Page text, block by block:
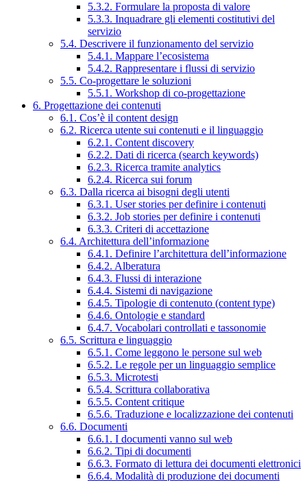
5.3.2. Formulare la proposta di valore
5.3.3. Inquadrare gli elementi costitutivi del
servizio
5.4. Descrivere il funzionamento del servizio
5.4.1. Mappare l’ecosistema
5.4.2. Rappresentare i flussi di servizio
5.5. Co-progettare le soluzioni
5.5.1. Workshop di co-progettazione
6. Progettazione dei contenuti
6.1. Cos’è il content design
6.2. Ricerca utente sui contenuti e il linguaggio
6.2.1. Content discovery
6.2.2. Dati di ricerca (search keywords)
6.2.3. Ricerca tramite analytics
6.2.4. Ricerca sui forum
6.3. Dalla ricerca ai bisogni degli utenti
6.3.1. User stories per definire i contenuti
6.3.2. Job stories per definire i contenuti
6.3.3. Criteri di accettazione
6.4. Architettura dell’informazione
6.4.1. Definire l’architettura dell’informazione
6.4.2. Alberatura
6.4.3. Flussi di interazione
6.4.4. Sistemi di navigazione
6.4.5. Tipologie di contenuto (content type)
6.4.6. Ontologie e standard
6.4.7. Vocabolari controllati e tassonomie
6.5. Scrittura e linguaggio
6.5.1. Come leggono le persone sul web
6.5.2. Le regole per un linguaggio semplice
6.5.3. Microtesti
6.5.4. Scrittura collaborativa
6.5.5. Content critique
6.5.6. Traduzione e localizzazione dei contenuti
6.6. Documenti
6.6.1. I documenti vanno sul web
6.6.2. Tipi di documenti
6.6.3. Formato di lettura dei documenti elettronici
6.6.4. Modalità di produzione dei documenti